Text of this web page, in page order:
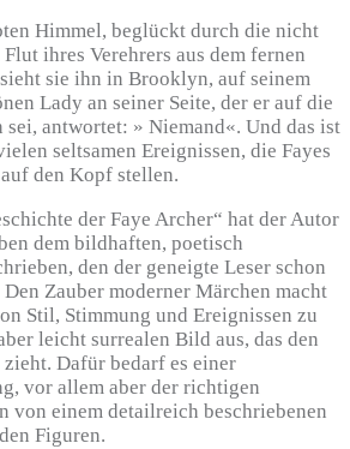
Himmel, beglückt durch die nicht
ihres Verehrers aus dem fernen
sie ihn in Brooklyn, auf seinem
Lady an seiner Seite, der er auf die
sei, antwortet: » Niemand«. Und das ist
seltsamen Ereignissen, die Fayes
den Kopf stellen.
der Faye Archer“ hat der Autor
dem bildhaften, poetisch
den der geneigte Leser schon
Zauber moderner Märchen macht
Stil, Stimmung und Ereignissen zu
leicht surrealen Bild aus, das den
Dafür bedarf es einer
vor allem aber der richtigen
von einem detailreich beschriebenen
Figuren.